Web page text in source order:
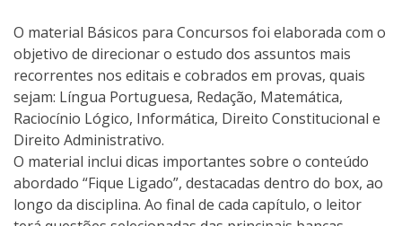
O material Básicos para Concursos foi elaborada com o
objetivo de direcionar o estudo dos assuntos mais
recorrentes nos editais e cobrados em provas, quais
sejam: Língua Portuguesa, Redação, Matemática,
Raciocínio Lógico, Informática, Direito Constitucional e
Direito Administrativo.
O material inclui dicas importantes sobre o conteúdo
abordado “Fique Ligado”, destacadas dentro do box, ao
longo da disciplina. Ao final de cada capítulo, o leitor